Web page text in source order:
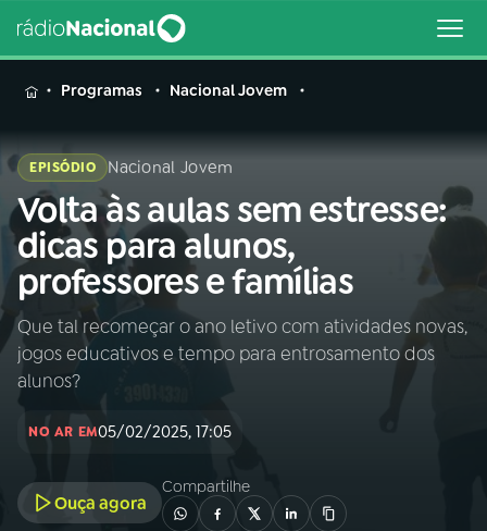
MENU
Buscar
na
Rádio
Nacional
Buscar
AO VIVO
Programas Nacional Jovem
EPISÓDIO Nacional Jovem
Volta às aulas sem estresse:
dicas para alunos,
professores e famílias
Que tal recomeçar o ano letivo com atividades novas,
jogos educativos e tempo para entrosamento dos
alunos?
NO AR EM05/02/2025, 17:05
Ouça agora
Compartilhe